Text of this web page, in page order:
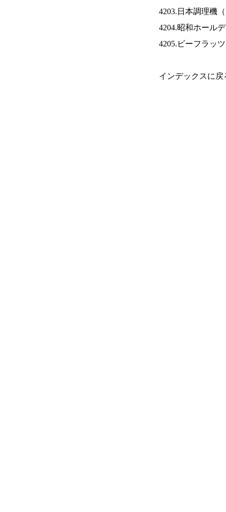
4203.日本調理機（
4204.昭和ホール
4205.ビーフラッ
インデックスに戻